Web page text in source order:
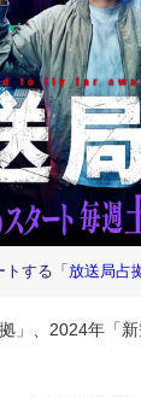
トする「 放送局占
」、2024年「